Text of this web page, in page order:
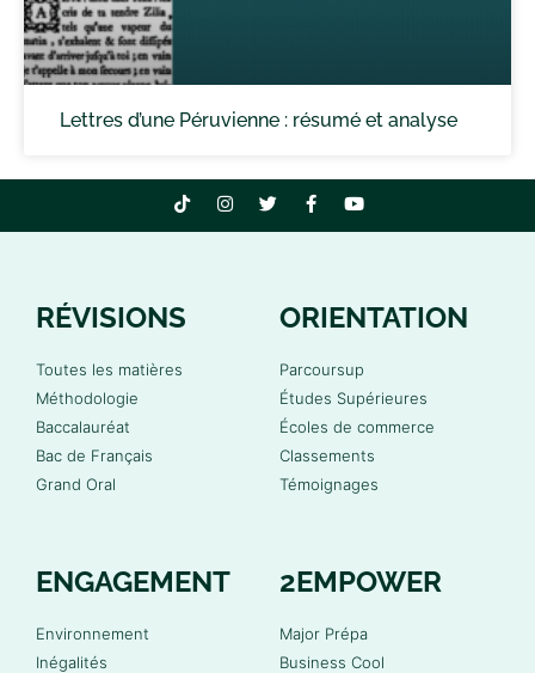
Lettres d’une Péruvienne : résumé et analyse
RÉVISIONS
Toutes les matières
Méthodologie
Baccalauréat
Bac de Français
Grand Oral
ORIENTATION
Parcoursup
Études Supérieures
Écoles de commerce
Classements
Témoignages
ENGAGEMENT
Environnement
Inégalités
2EMPOWER
Major Prépa
Business Cool